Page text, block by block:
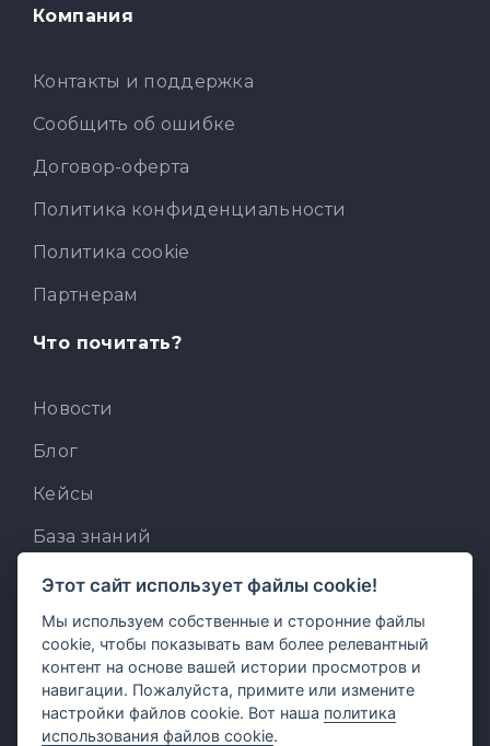
Компания
Контакты и поддержка
Сообщить об ошибке
Договор-оферта
Политика конфиденциальности
Политика cookie
Партнерам
Что почитать?
Новости
Блог
Кейсы
База знаний
Для разработчиков
Встроенный AI-ассистент
MCP для AI-клиентов
Отзывы и предложения
Этот сайт использует файлы cookie!
Мы используем собственные и сторонние файлы
cookie, чтобы показывать вам более релевантный
контент на основе вашей истории просмотров и
навигации. Пожалуйста, примите или измените
настройки файлов cookie. Вот наша политика
использования файлов cookie.